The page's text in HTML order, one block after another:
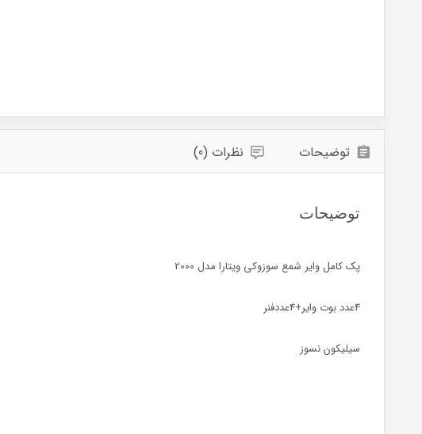
توضیحات نظرات (0)
توضیحات
پک کامل وایر شمع سوزوکی ویتارا مدل 2000
4عدد بوت وایر+4عددفنر
سیلیکون نسوز